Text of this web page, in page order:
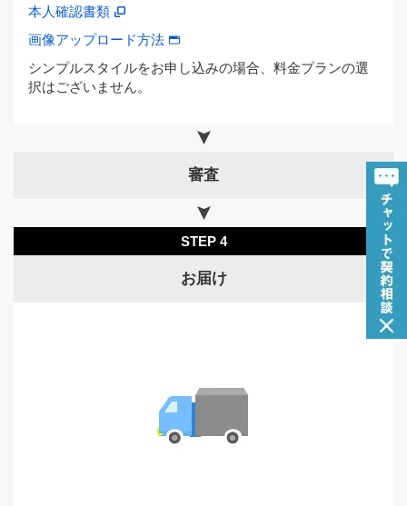
本人確認書類
画像アップロード方法
シンプルスタイルをお申し込みの場合、料金プランの選
択はございません。
審査
STEP 4
お届け